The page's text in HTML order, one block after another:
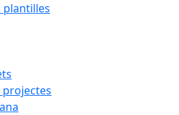
plantilles
projectes